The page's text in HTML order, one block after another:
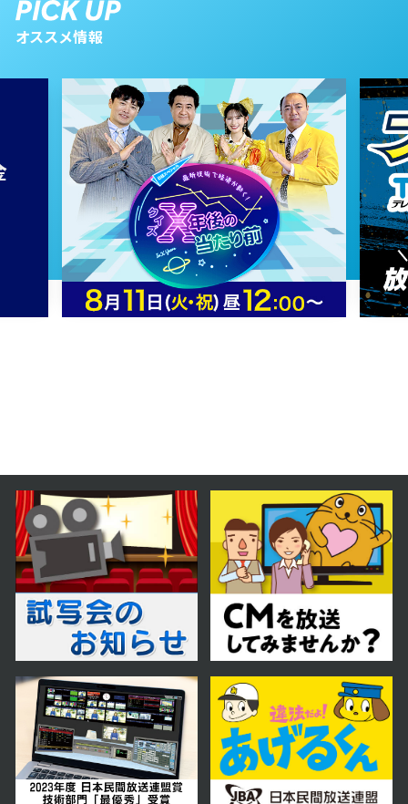
2024年11月20日 放送
第61話
2024年11月19日 放送
第60話
2024年11月15日 放送
第58話
2024年11月14日 放送
第57話
2024年11月13日 放送
第56話
オススメ情報